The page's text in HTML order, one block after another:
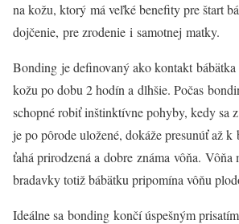
na kožu, ktorý má veľké benefity pre štart
dojčenie, pre zrodenie i samotnej matky.
Bonding je definovaný ako kontakt
kožu po dobu 2 hodín a dlhšie. Počas
schopné robiť inštinktívne pohyby, kedy sa
je po pôrode uložené, dokáže presunúť až
ťahá prirodzená a dobre známa vôňa. Vôňa
bradavky totiž bábätku pripomína vôňu
Ideálne sa bonding končí úspešným